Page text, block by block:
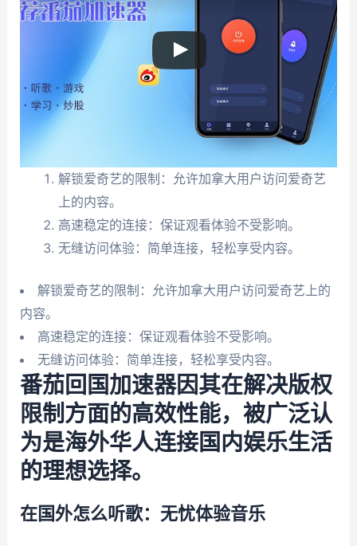
解锁爱奇艺的限制：允许加拿大用户访问爱奇艺
上的内容。
高速稳定的连接：保证观看体验不受影响。
无缝访问体验：简单连接，轻松享受内容。
解锁爱奇艺的限制：允许加拿大用户访问爱奇艺上的
内容。
高速稳定的连接：保证观看体验不受影响。
无缝访问体验：简单连接，轻松享受内容。
番茄回国加速器因其在解决版权
限制方面的高效性能，被广泛认
为是海外华人连接国内娱乐生活
的理想选择。
在国外怎么听歌：无忧体验音乐